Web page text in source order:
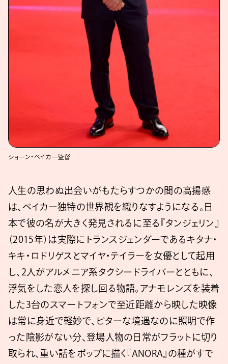
ショーン・ベイカー監督
人生の思わぬ出会いがもたらすつかの間の高揚感
は、ベイカー独特の世界観を織りなすようになる。日
本で彼の名が大きく発見されるに至る『タンジェリン』
（2015年）は実際にトランスジェンダーであるキタナ・
キキ・ロドリゲスとマイヤ・テイラーを女優として起用
し、2人がアルメニア系タクシードライバーとともに、
浮気をした恋人を探し回る物語。アナモレンズを装着
した3台のスマートフォンで至近距離から映した映像
は常に身近で軽妙で、ビターな境遇なのに照明で作
った陰影がない分、登場人物の日常がフラットに切り
取られ、重い話をポップに描く『ANORA』の種がすで